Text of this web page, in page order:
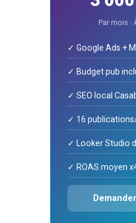
Par mois ·
✓ Google Ads +
✓ Budget pub
✓ SEO local
✓ 16
✓ Looker Studio
✓ ROAS moyen